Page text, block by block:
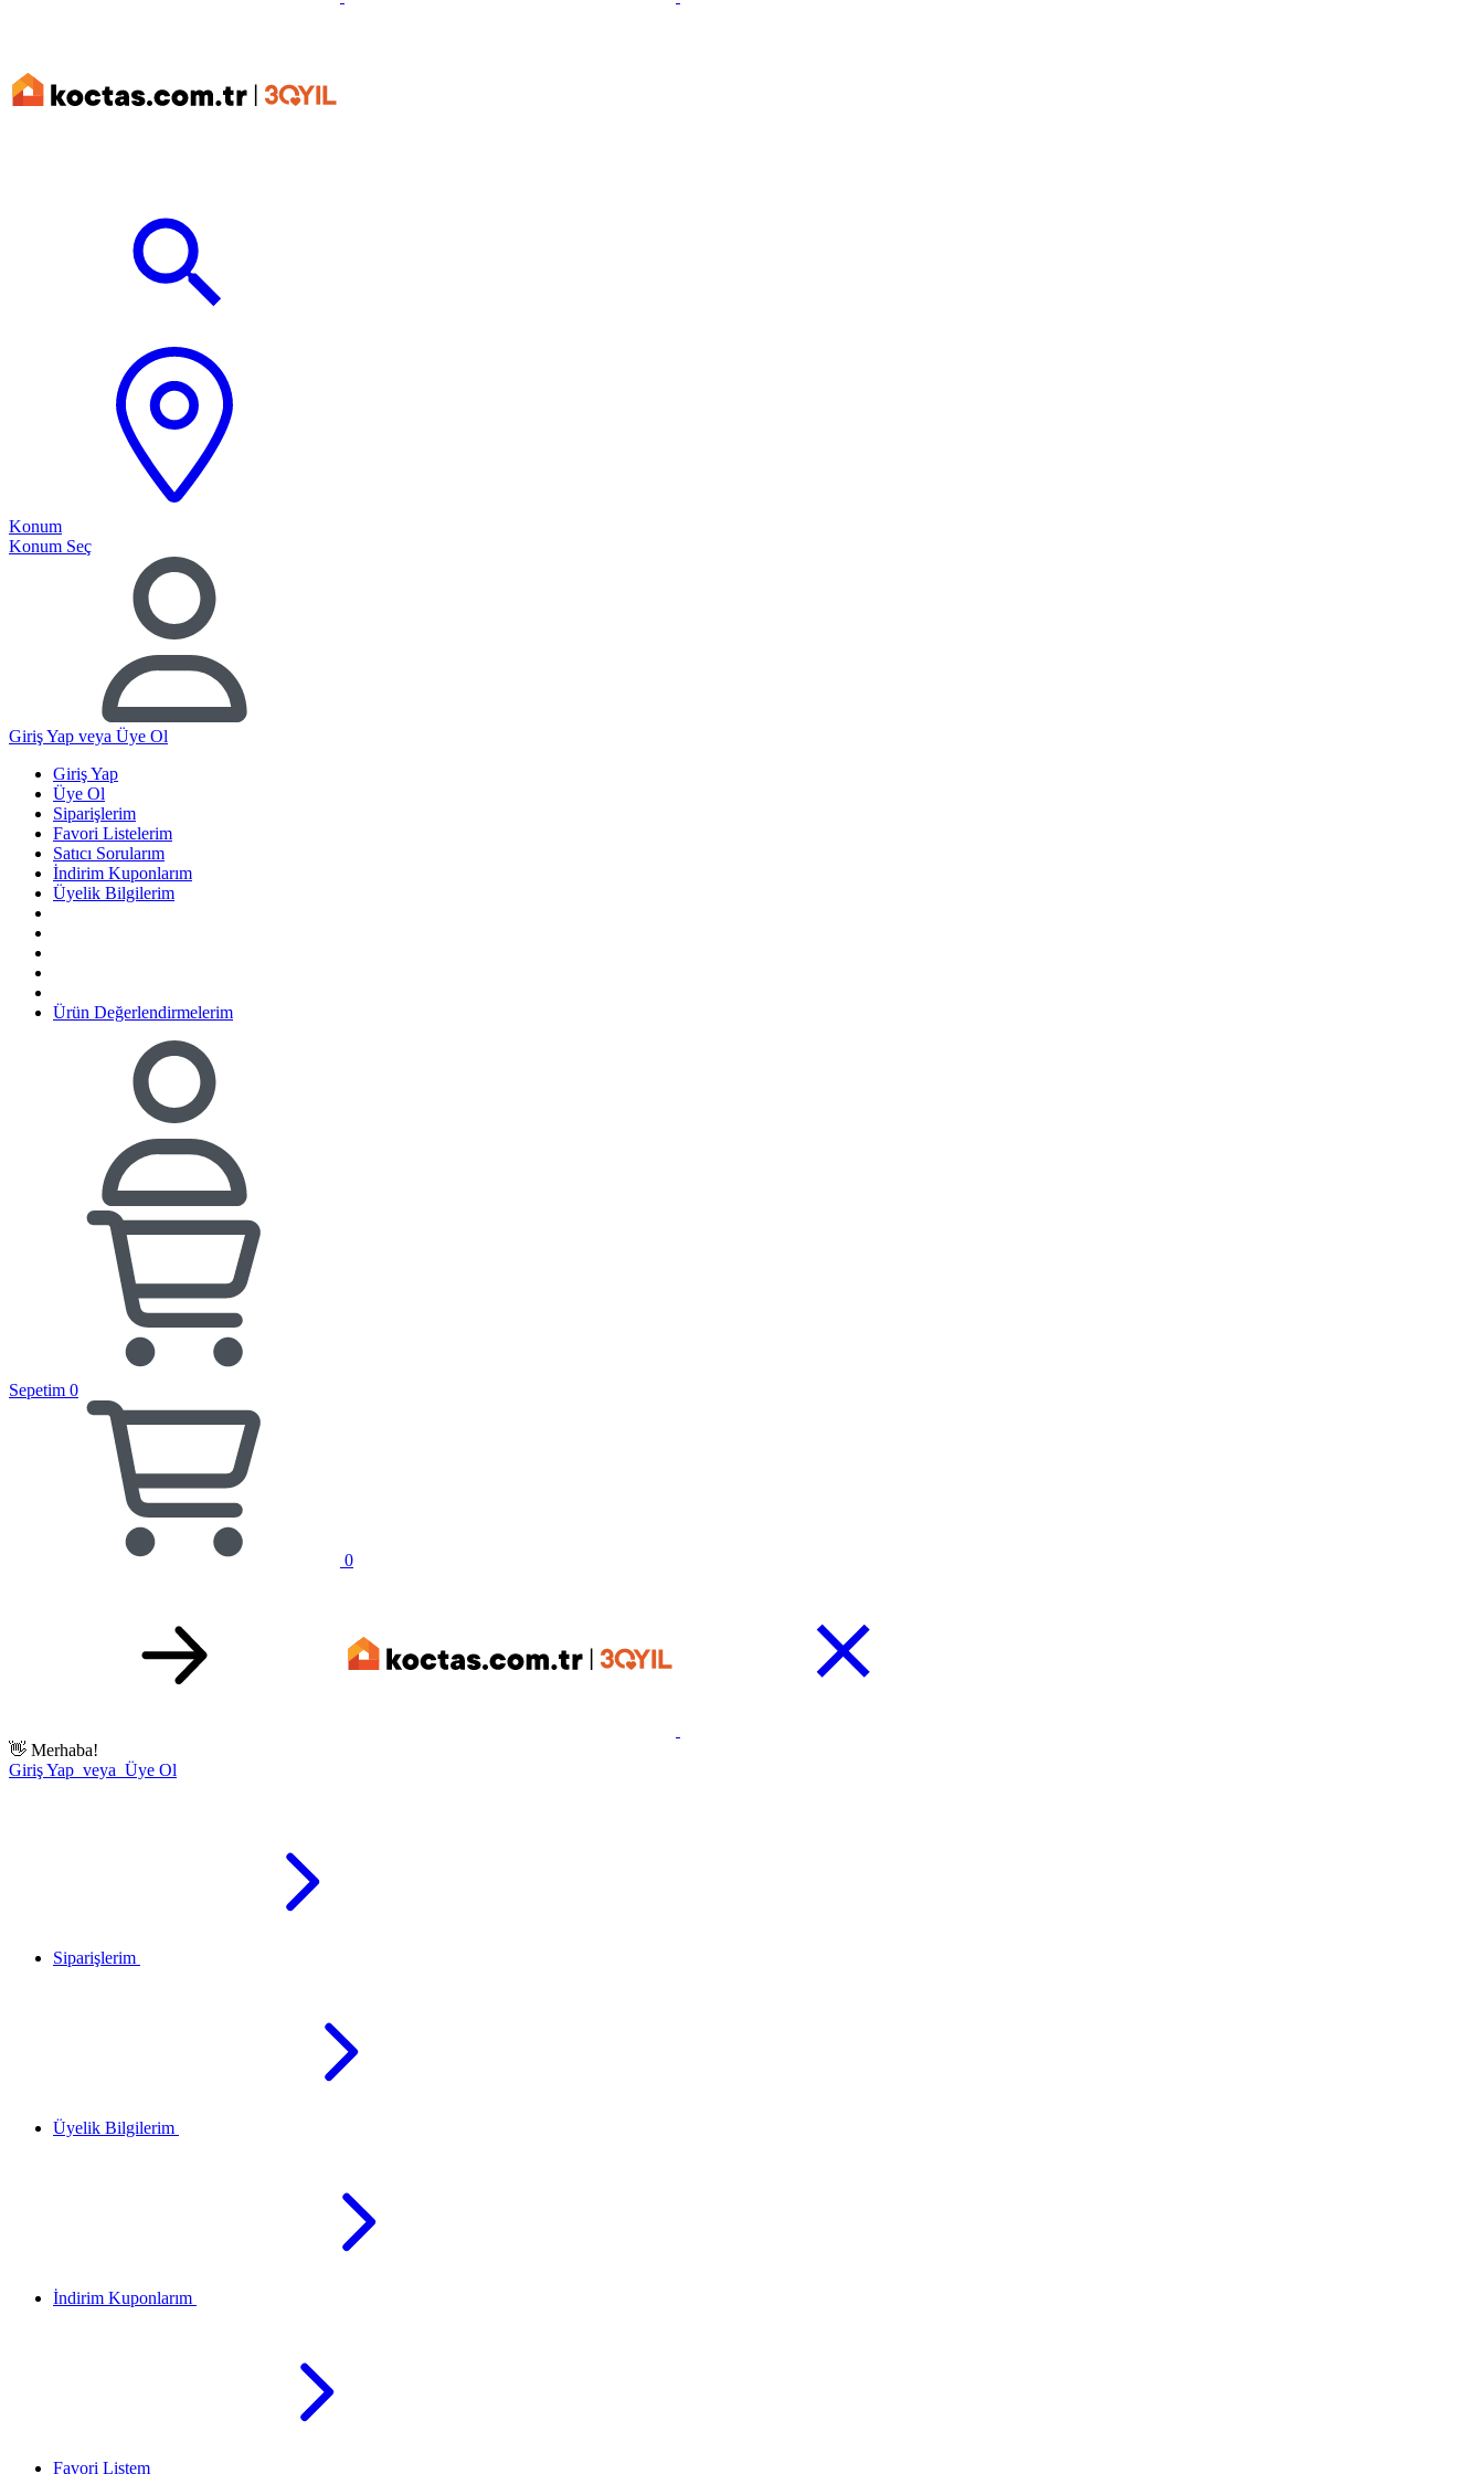
Konum
Konum Seç
Giriş Yap veya Üye Ol
Giriş Yap
Üye Ol
Siparişlerim
Favori Listelerim
Satıcı Sorularım
İndirim Kuponlarım
Üyelik Bilgilerim
Ürün Değerlendirmelerim
Sepetim 0
0
👋 Merhaba!
Giriş Yap veya Üye Ol
Siparişlerim
Üyelik Bilgilerim
İndirim Kuponlarım
Favori Listem